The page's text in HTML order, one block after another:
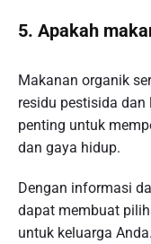
5. Apakah
Makanan organik
residu pestisida
penting untuk
dan gaya hidup.
Dengan informasi
dapat membuat
untuk keluarga